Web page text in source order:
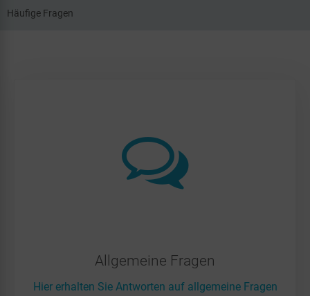
Häufige Fragen
Allgemeine Fragen
Hier erhalten Sie Antworten auf allgemeine Fragen